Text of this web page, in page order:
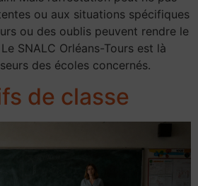
ou aux situations spécifiques
ou des oublis peuvent rendre le
SNALC Orléans-Tours est là
des écoles concernés.
de classe